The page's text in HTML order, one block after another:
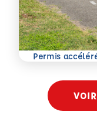
Permis
En savoir plus